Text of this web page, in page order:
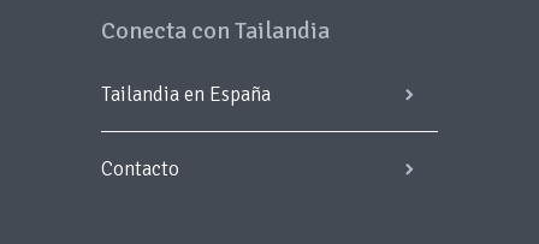
Conecta con Tailandia
Tailandia en España
Contacto